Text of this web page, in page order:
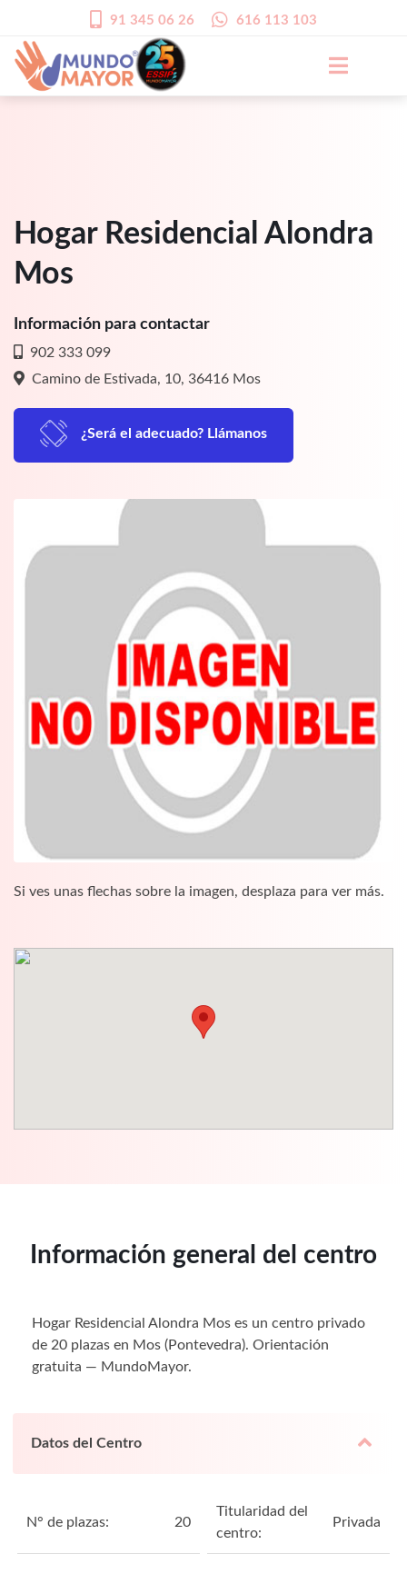
91 345 06 26 616 113 103
Hogar Residencial Alondra
Mos
Información para contactar
902 333 099
Camino de Estivada, 10, 36416 Mos
¿Será el adecuado? Llámanos
Si ves unas flechas sobre la imagen, desplaza para ver más.
Información general del centro
Hogar Residencial Alondra Mos es un centro privado
de 20 plazas en Mos (Pontevedra). Orientación
gratuita — MundoMayor.
Datos del Centro
N° de plazas: 20
Titularidad del
centro:
Privada